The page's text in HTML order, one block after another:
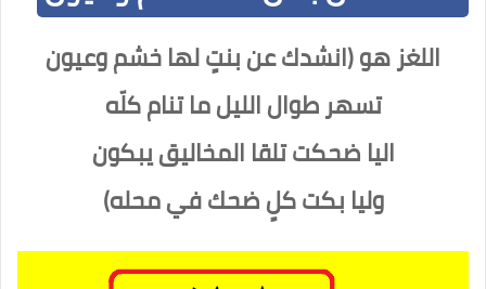
‏اللغز هو (انشدك عن بنتٍ لها خشم وعيون
‏تسهر طوال الليل ما تنام كلّه
‏اليا ضحكت تلقا المخاليق يبكون
‏وليا بكت كلٍ ضحك في محله)